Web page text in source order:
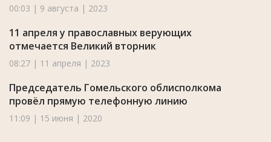
00:03 | 9 августа | 2023
11 апреля у православных верующих
отмечается Великий вторник
08:27 | 11 апреля | 2023
Председатель Гомельского облисполкома
провёл прямую телефонную линию
11:09 | 15 июня | 2020